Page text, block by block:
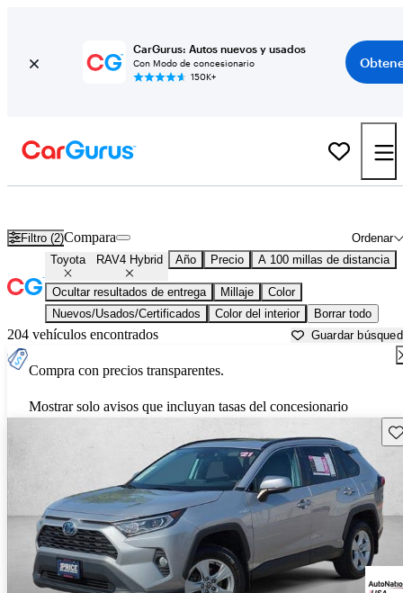
CarGurus: Autos nuevos y usados
Con Modo de concesionario
150K+
Filtro (2) Ordenar
Compara
Toyota RAV4 Hybrid Año Precio A 100 millas de distancia
Ocultar resultados de entrega Millaje
Color
Nuevos/Usados/Certificados
Color del interior Borrar todo
204 vehículos encontrados Guardar
Compra con precios transparentes.
Mostrar solo avisos que incluyan tasas del concesionario